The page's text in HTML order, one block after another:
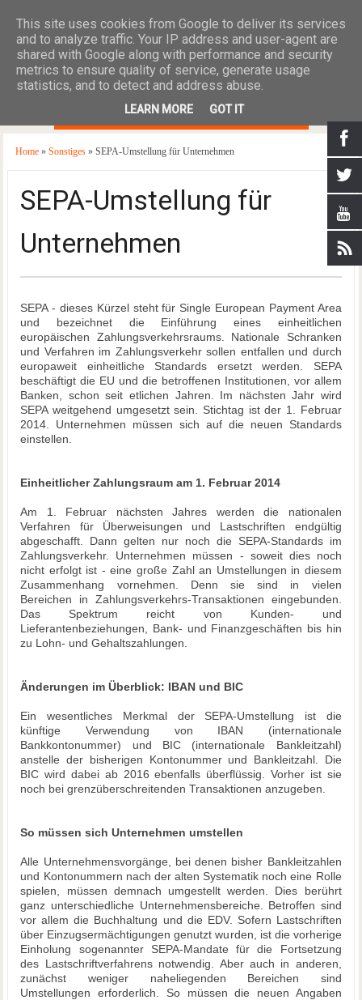
Home»Sonstiges» SEPA-Umstellung für Unternehmen
SEPA-Umstellung für
Unternehmen
SEPA - dieses Kürzel steht für Single European Payment Area
und bezeichnet die Einführung eines einheitlichen
europäischen Zahlungsverkehrsraums. Nationale Schranken
und Verfahren im Zahlungsverkehr sollen entfallen und durch
europaweit einheitliche Standards ersetzt werden. SEPA
beschäftigt die EU und die betroffenen Institutionen, vor allem
Banken, schon seit etlichen Jahren. Im nächsten Jahr wird
SEPA weitgehend umgesetzt sein. Stichtag ist der 1. Februar
2014. Unternehmen müssen sich auf die neuen Standards
einstellen.
Einheitlicher Zahlungsraum am 1. Februar 2014
Am 1. Februar nächsten Jahres werden die nationalen
Verfahren für Überweisungen und Lastschriften endgültig
abgeschafft. Dann gelten nur noch die SEPA-Standards im
Zahlungsverkehr. Unternehmen müssen - soweit dies noch
nicht erfolgt ist - eine große Zahl an Umstellungen in diesem
Zusammenhang vornehmen. Denn sie sind in vielen
Bereichen in Zahlungsverkehrs-Transaktionen eingebunden.
Das Spektrum reicht von Kunden- und
Lieferantenbeziehungen, Bank- und Finanzgeschäften bis hin
zu Lohn- und Gehaltszahlungen.
Änderungen im Überblick: IBAN und BIC
Ein wesentliches Merkmal der SEPA-Umstellung ist die
künftige Verwendung von IBAN (internationale
Bankkontonummer) und BIC (internationale Bankleitzahl)
anstelle der bisherigen Kontonummer und Bankleitzahl. Die
BIC wird dabei ab 2016 ebenfalls überflüssig. Vorher ist sie
noch bei grenzüberschreitenden Transaktionen anzugeben.
So müssen sich Unternehmen umstellen
Alle Unternehmensvorgänge, bei denen bisher Bankleitzahlen
und Kontonummern nach der alten Systematik noch eine Rolle
spielen, müssen demnach umgestellt werden. Dies berührt
ganz unterschiedliche Unternehmensbereiche. Betroffen sind
vor allem die Buchhaltung und die EDV. Sofern Lastschriften
über Einzugsermächtigungen genutzt wurden, ist die vorherige
Einholung sogenannter SEPA-Mandate für die Fortsetzung
des Lastschriftverfahrens notwendig. Aber auch in anderen,
zunächst weniger naheliegenden Bereichen sind
Umstellungen erforderlich. So müssen die neuen Angaben
This site uses cookies from Google to deliver its services
and to analyze traffic. Your IP address and user-agent are
shared with Google along with performance and security
metrics to ensure quality of service, generate usage
statistics, and to detect and address abuse.
LEARN MORE GOT IT